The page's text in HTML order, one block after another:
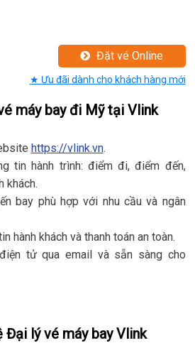
Đặt vé Online
★ Ưu đãi dành cho khách hàng mới
máy bay đi Mỹ tại Vlink
https://vlink.vn.
tin hành trình: điểm đi, điểm đến,
khách.
bay phù hợp với nhu cầu và ngân
hành khách và thanh toán an toàn.
tử qua email và sẵn sàng cho
Đại lý vé máy bay Vlink